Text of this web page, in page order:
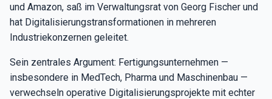
und Amazon, saß im Verwaltungsrat von Georg Fischer und
hat Digitalisierungstransformationen in mehreren
Industriekonzernen geleitet.
Sein zentrales Argument: Fertigungsunternehmen —
insbesondere in MedTech, Pharma und Maschinenbau —
verwechseln operative Digitalisierungsprojekte mit echter